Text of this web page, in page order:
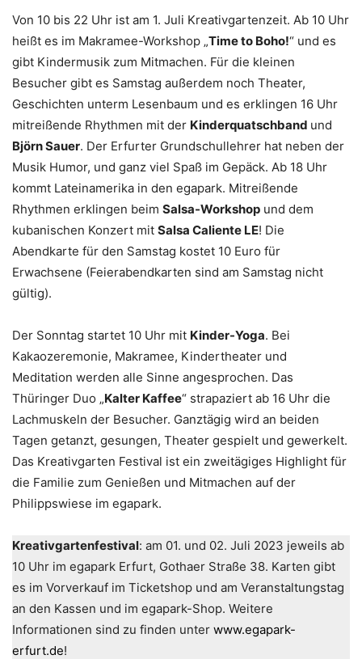
Von 10 bis 22 Uhr ist am 1. Juli Kreativgartenzeit. Ab 10 Uhr
heißt es im Makramee-Workshop „Time to Boho!“ und es
gibt Kindermusik zum Mitmachen. Für die kleinen
Besucher gibt es Samstag außerdem noch Theater,
Geschichten unterm Lesenbaum und es erklingen 16 Uhr
mitreißende Rhythmen mit der Kinderquatschband und
Björn Sauer. Der Erfurter Grundschullehrer hat neben der
Musik Humor, und ganz viel Spaß im Gepäck. Ab 18 Uhr
kommt Lateinamerika in den egapark. Mitreißende
Rhythmen erklingen beim Salsa-Workshop und dem
kubanischen Konzert mit Salsa Caliente LE! Die
Abendkarte für den Samstag kostet 10 Euro für
Erwachsene (Feierabendkarten sind am Samstag nicht
gültig).
Der Sonntag startet 10 Uhr mit Kinder-Yoga. Bei
Kakaozeremonie, Makramee, Kindertheater und
Meditation werden alle Sinne angesprochen. Das
Thüringer Duo „Kalter Kaffee“ strapaziert ab 16 Uhr die
Lachmuskeln der Besucher. Ganztägig wird an beiden
Tagen getanzt, gesungen, Theater gespielt und gewerkelt.
Das Kreativgarten Festival ist ein zweitägiges Highlight für
die Familie zum Genießen und Mitmachen auf der
Philippswiese im egapark.
Kreativgartenfestival: am 01. und 02. Juli 2023 jeweils ab
10 Uhr im egapark Erfurt, Gothaer Straße 38. Karten gibt
es im Vorverkauf im Ticketshop und am Veranstaltungstag
an den Kassen und im egapark-Shop. Weitere
Informationen sind zu finden unter www.egapark-
erfurt.de!